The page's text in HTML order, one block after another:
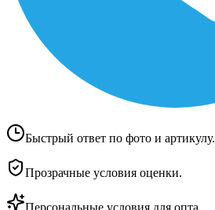
Быстрый ответ по фото и артикулу.
Прозрачные условия оценки.
Персональные условия для опта.